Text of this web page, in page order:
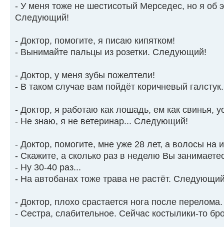
- У меня тоже не шестисотый Мерседес, но я об
Следующий!
- Доктор, помогите, я писаю кипятком!
- Вынимайте пальцы из розетки. Следующий!
- Доктор, у меня зубы пожелтели!
- В таком случае вам пойдёт коричневый
- Доктор, я работаю как лошадь, ем как свинья,
- Не знаю, я не ветеринар... Следующий!
- Доктор, помогите, мне уже 28 лет, а волосы на
- Скажите, а сколько раз в неделю Вы
- Ну 30-40 раз...
- На автобанах тоже трава не растёт.
- Доктор, плохо срастается нога после
- Сестра, слабительное. Сейчас костылики-то